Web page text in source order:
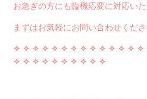
まずはお気軽にお問い合わせくださ
✧ ✧ ✧ ✧ ✧ ✧ ✧ ✧ ✧ ✧ ✧ ✧ ✧ ✧
✧ ✧ ✧ ✧ ✧ ✧ ✧ ✧ ✧ ✧